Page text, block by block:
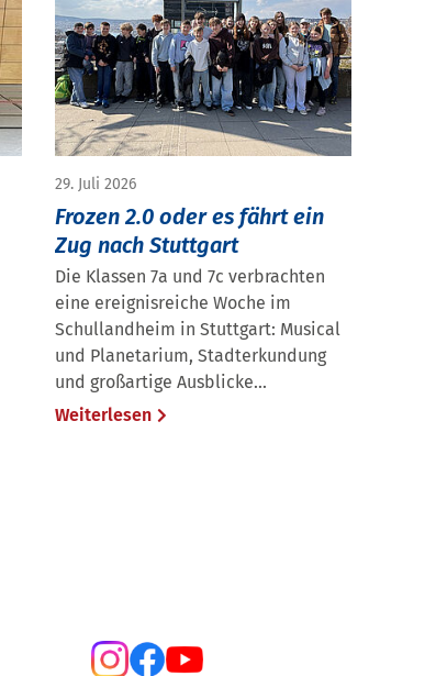
29. Juli 2026
Frozen 2.0 oder es fährt ein
Zug nach Stuttgart
Die Klassen 7a und 7c verbrachten
eine ereignisreiche Woche im
Schullandheim in Stuttgart: Musical
und Planetarium, Stadterkundung
und großartige Ausblicke...
Weiterlesen